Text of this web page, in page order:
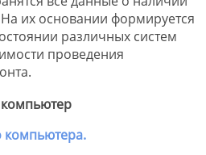
их основании формируется
различных систем
проведения